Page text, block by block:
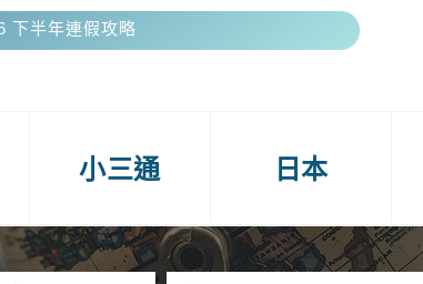
夏出發，暑期熱門團期
期參團好評抽好禮
小三通 日本